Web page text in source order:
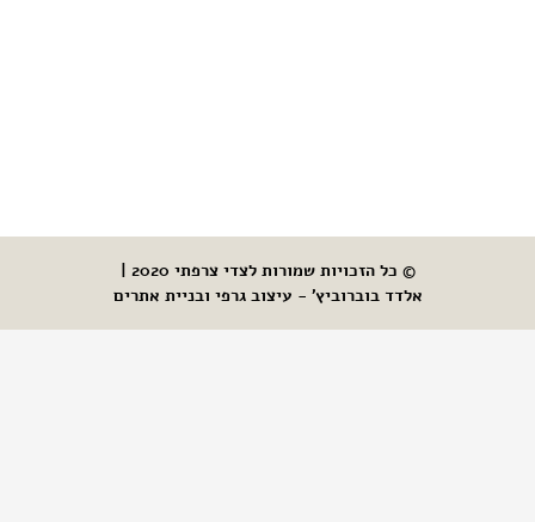
© כל הזכויות שמורות לצדי צרפתי 2020 |
אלדד בוברוביץ' - עיצוב גרפי ובניית אתרים